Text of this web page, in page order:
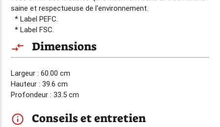
saine et respectueuse de l'environnement.
* Label PEFC.
* Label FSC.
compare_arrows Dimensions
Largeur : 60.00 cm
Hauteur : 39.6 cm
Profondeur : 33.5 cm
info_outline Conseils et entretien